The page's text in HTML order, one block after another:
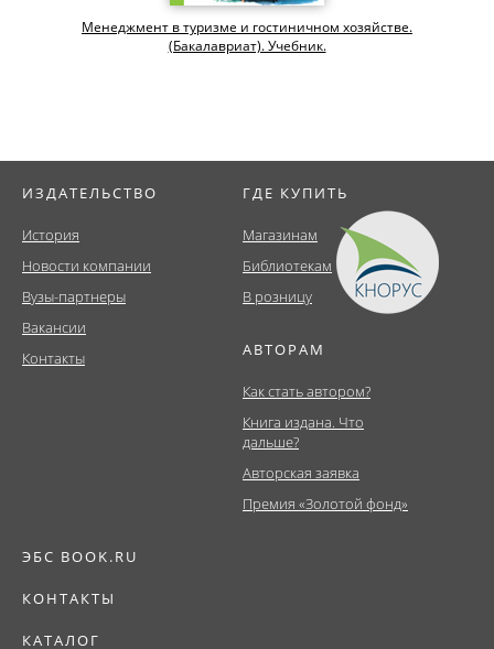
Менеджмент в туризме и гостиничном хозяйстве.
(Бакалавриат). Учебник.
ИЗДАТЕЛЬСТВО
История
Новости компании
Вузы-партнеры
Вакансии
Контакты
ГДЕ КУПИТЬ
Магазинам
Библиотекам
В розницу
АВТОРАМ
Как стать автором?
Книга издана. Что
дальше?
Авторская заявка
Премия «Золотой фонд»
ЭБС BOOK.RU
КОНТАКТЫ
КАТАЛОГ